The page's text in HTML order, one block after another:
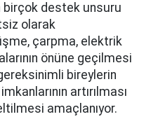
birçok destek unsuru
olarak
çarpma, elektrik
önüne geçilmesi
bireylerin
artırılması
amaçlanıyor.